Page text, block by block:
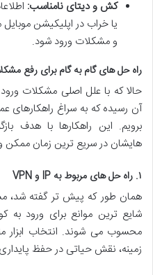
کش و دیتای نامناسب:
یا خراب در اپلیکیشن
و مشکلات ورود شود.
راه حل های گام به گام برای رفع
حالا که با علل اصلی مشکلات
آن رسیده که به سراغ راهکارهای
برویم. این راهکارها با هدف
هایشان در سریع ترین زمان ممکن
۱. راه حل های مربوط به IP و VPN
شایع ترین موانع برای ورود به
محسوب می شوند. انتخاب ابزار
زمینه، نقش حیاتی در حفظ